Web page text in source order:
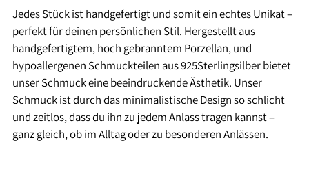
Jedes Stück ist handgefertigt und somit ein echtes Unikat –
perfekt für deinen persönlichen Stil. Hergestellt aus
handgefertigtem, hoch gebranntem Porzellan, und
hypoallergenen Schmuckteilen aus 925Sterlingsilber bietet
unser Schmuck eine beeindruckende Ästhetik. Unser
Schmuck ist durch das minimalistische Design so schlicht
und zeitlos, dass du ihn zu jedem Anlass tragen kannst –
ganz gleich, ob im Alltag oder zu besonderen Anlässen.